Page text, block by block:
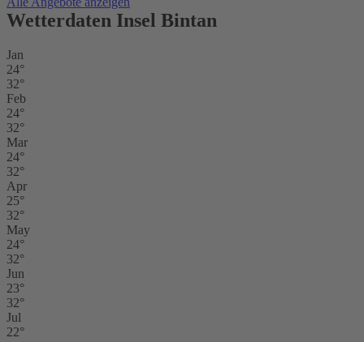
Wetterdaten Insel Bintan
Jan
24°
32°
Feb
24°
32°
Mar
24°
32°
Apr
25°
32°
May
24°
32°
Jun
23°
32°
Jul
22°